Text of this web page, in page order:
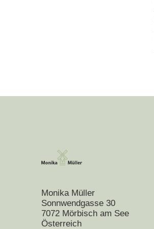
Monika Müller
Sonnwendgasse 30
7072 Mörbisch am See
Österreich